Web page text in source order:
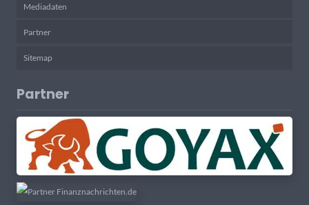
Mediadaten
Partner
Sitemap
Partner